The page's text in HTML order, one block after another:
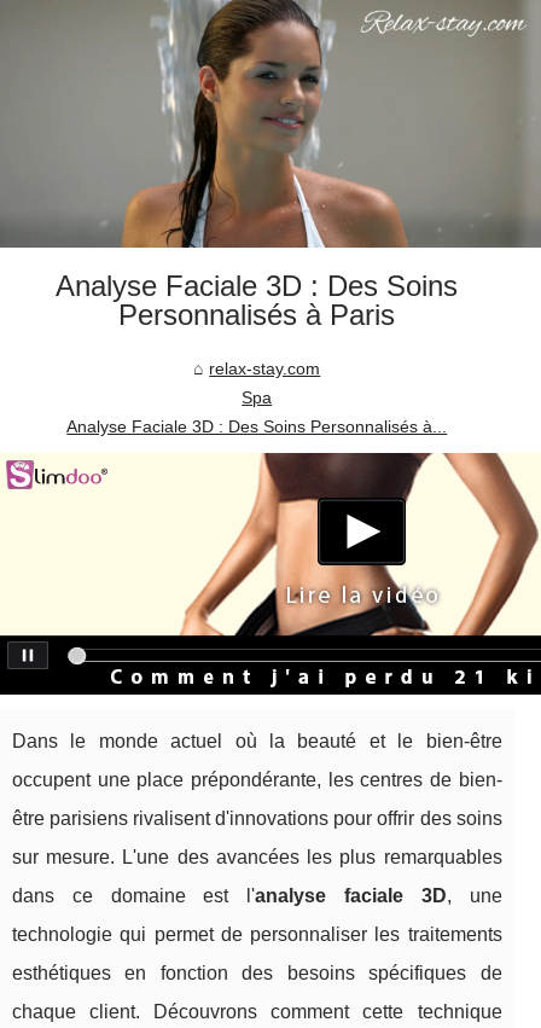
Analyse Faciale 3D : Des Soins
Personnalisés à Paris
relax-stay.com
Spa
Analyse Faciale 3D : Des Soins Personnalisés à...
Dans le monde actuel où la beauté et le bien-être
occupent une place prépondérante, les centres de bien-
être parisiens rivalisent d'innovations pour offrir des soins
sur mesure. L'une des avancées les plus remarquables
dans ce domaine est l'analyse faciale 3D, une
technologie qui permet de personnaliser les traitements
esthétiques en fonction des besoins spécifiques de
chaque client. Découvrons comment cette technique